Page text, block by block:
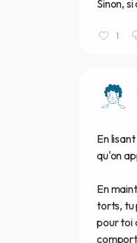
Sinon,
1
En
qu'on
En
torts, tu
pour toi